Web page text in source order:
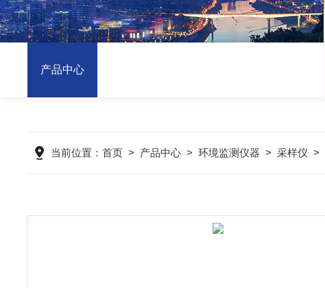
产品中心
当前位置：首页 > 产品中心 >环境监测仪器 >采样仪 >